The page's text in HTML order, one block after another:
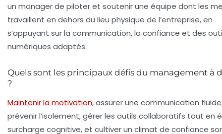
un manager de piloter et soutenir une équipe dont les
travaillent en dehors du lieu physique de l’entreprise, en
s’appuyant sur la communication, la confiance et des
numériques adaptés.
Quels sont les principaux défis du management à
?
Maintenir la motivation, assurer une communication
prévenir l’isolement, gérer les outils collaboratifs tout en
surcharge cognitive, et cultiver un climat de confiance